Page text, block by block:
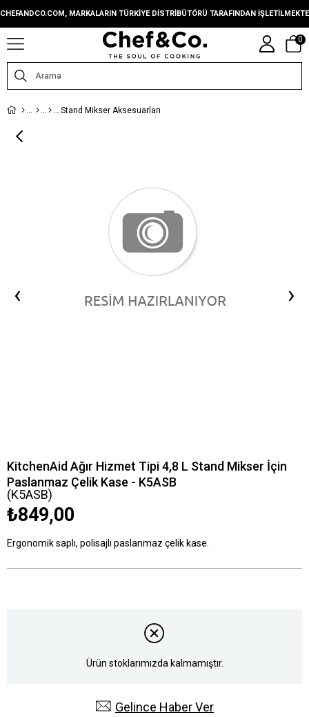
CHEFANDCO.COM, MARKALARIN TÜRKIYE DISTRIBÜTÖRÜ TARAFINDAN
0
Stand Mikser Aksesuarları
‹ ›
KitchenAid Ağır Hizmet Tipi 4,8 L Stand Mikser İçin
Paslanmaz Çelik Kase - K5ASB
(K5ASB)
₺849,00
Ergonomik saplı, polisajlı paslanmaz çelik kase.
Ürün stoklarımızda kalmamıştır.
Gelince Haber Ver